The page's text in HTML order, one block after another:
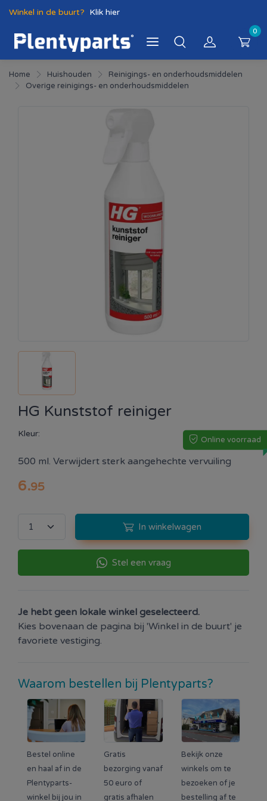
Winkel in de buurt? Klik hier
0
Home Huishouden
Reinigings- en onderhoudsmiddelen
Overige reinigings- en onderhoudsmiddelen
HG Kunststof reiniger
Kleur:
Online voorraad
500 ml. Verwijdert sterk aangehechte vervuiling
6.95
In winkelwagen
Stel een vraag
Je hebt geen lokale winkel geselecteerd.
Kies bovenaan de pagina bij 'Winkel in de buurt' je
favoriete vestiging.
Waarom bestellen bij Plentyparts?
Bestel online
en haal af in de
Plentyparts-
winkel bij jou in
Gratis
bezorging vanaf
50 euro of
gratis afhalen
Bekijk onze
winkels om te
bezoeken of je
bestelling af te